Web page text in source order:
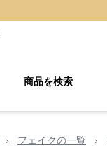
商品を検索
› フェイクの一覧 ›